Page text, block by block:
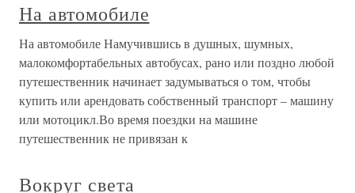
На автомобиле
На автомобиле Намучившись в душных, шумных,
малокомфортабельных автобусах, рано или поздно любой
путешественник начинает задумываться о том, чтобы
купить или арендовать собственный транспорт – машину
или мотоцикл.Во время поездки на машине
путешественник не привязан к
Вокруг света